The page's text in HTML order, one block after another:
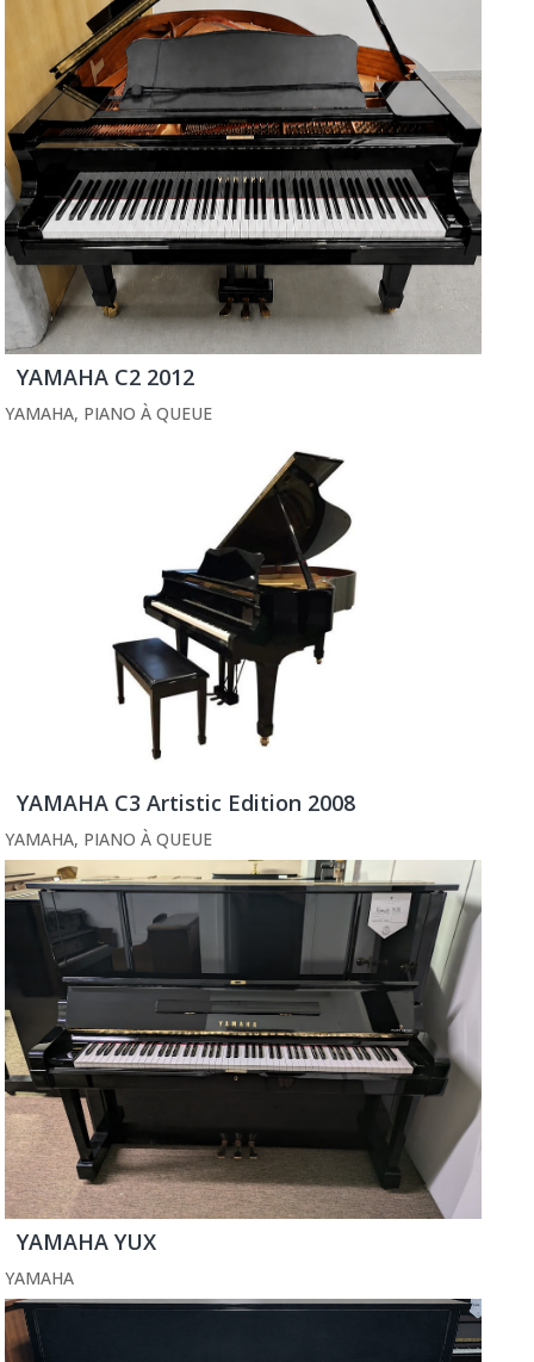
YAMAHA C2 2012
YAMAHA, PIANO À QUEUE
YAMAHA C3 Artistic Edition 2008
YAMAHA, PIANO À QUEUE
YAMAHA YUX
YAMAHA